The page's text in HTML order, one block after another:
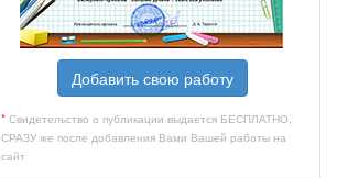
Добавить свою работу
* Свидетельство о публикации выдается БЕСПЛАТНО,
СРАЗУ же после добавления Вами Вашей работы на
сайт